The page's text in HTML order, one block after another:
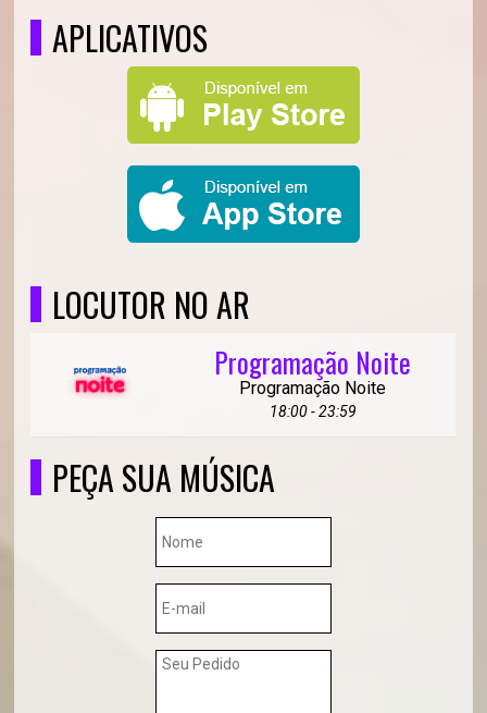
APLICATIVOS
LOCUTOR NO AR
Programação Noite
Programação Noite
18:00 - 23:59
PEÇA SUA MÚSICA